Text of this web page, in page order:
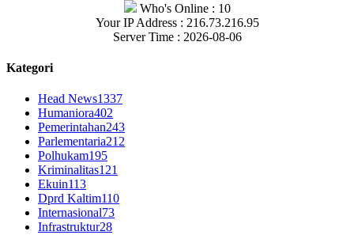
Who's Online : 10
Your IP Address : 216.73.216.95
Server Time : 2026-08-06
Kategori
Head News1337
Humaniora402
Pemerintahan243
Parlementaria212
Polhukam195
Kriminalitas121
Ekuin113
Dprd Kaltim110
Internasional73
Infrastruktur28